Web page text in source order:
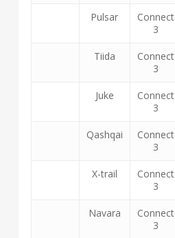
Pulsar
Connect
3
Tiida
Connect
3
Juke
Connect
3
Qashqai
Connect
3
X-trail
Connect
3
Navara
Connect
3